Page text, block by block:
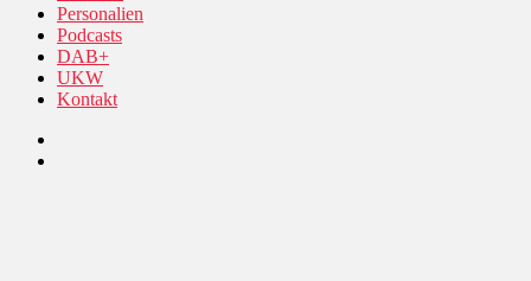
Personalien
Podcasts
DAB+
UKW
Kontakt